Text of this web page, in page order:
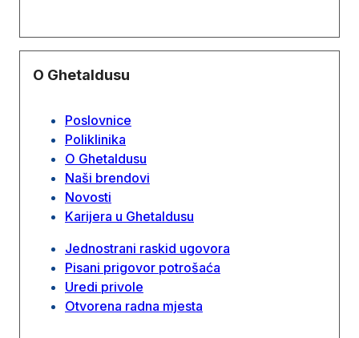
O Ghetaldusu
Poslovnice
Poliklinika
O Ghetaldusu
Naši brendovi
Novosti
Karijera u Ghetaldusu
Jednostrani raskid ugovora
Pisani prigovor potrošaća
Uredi privole
Otvorena radna mjesta